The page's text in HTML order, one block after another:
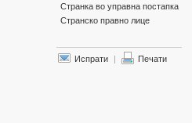
Странка во управна постапка
Странско правно лице
Испрати | Печати